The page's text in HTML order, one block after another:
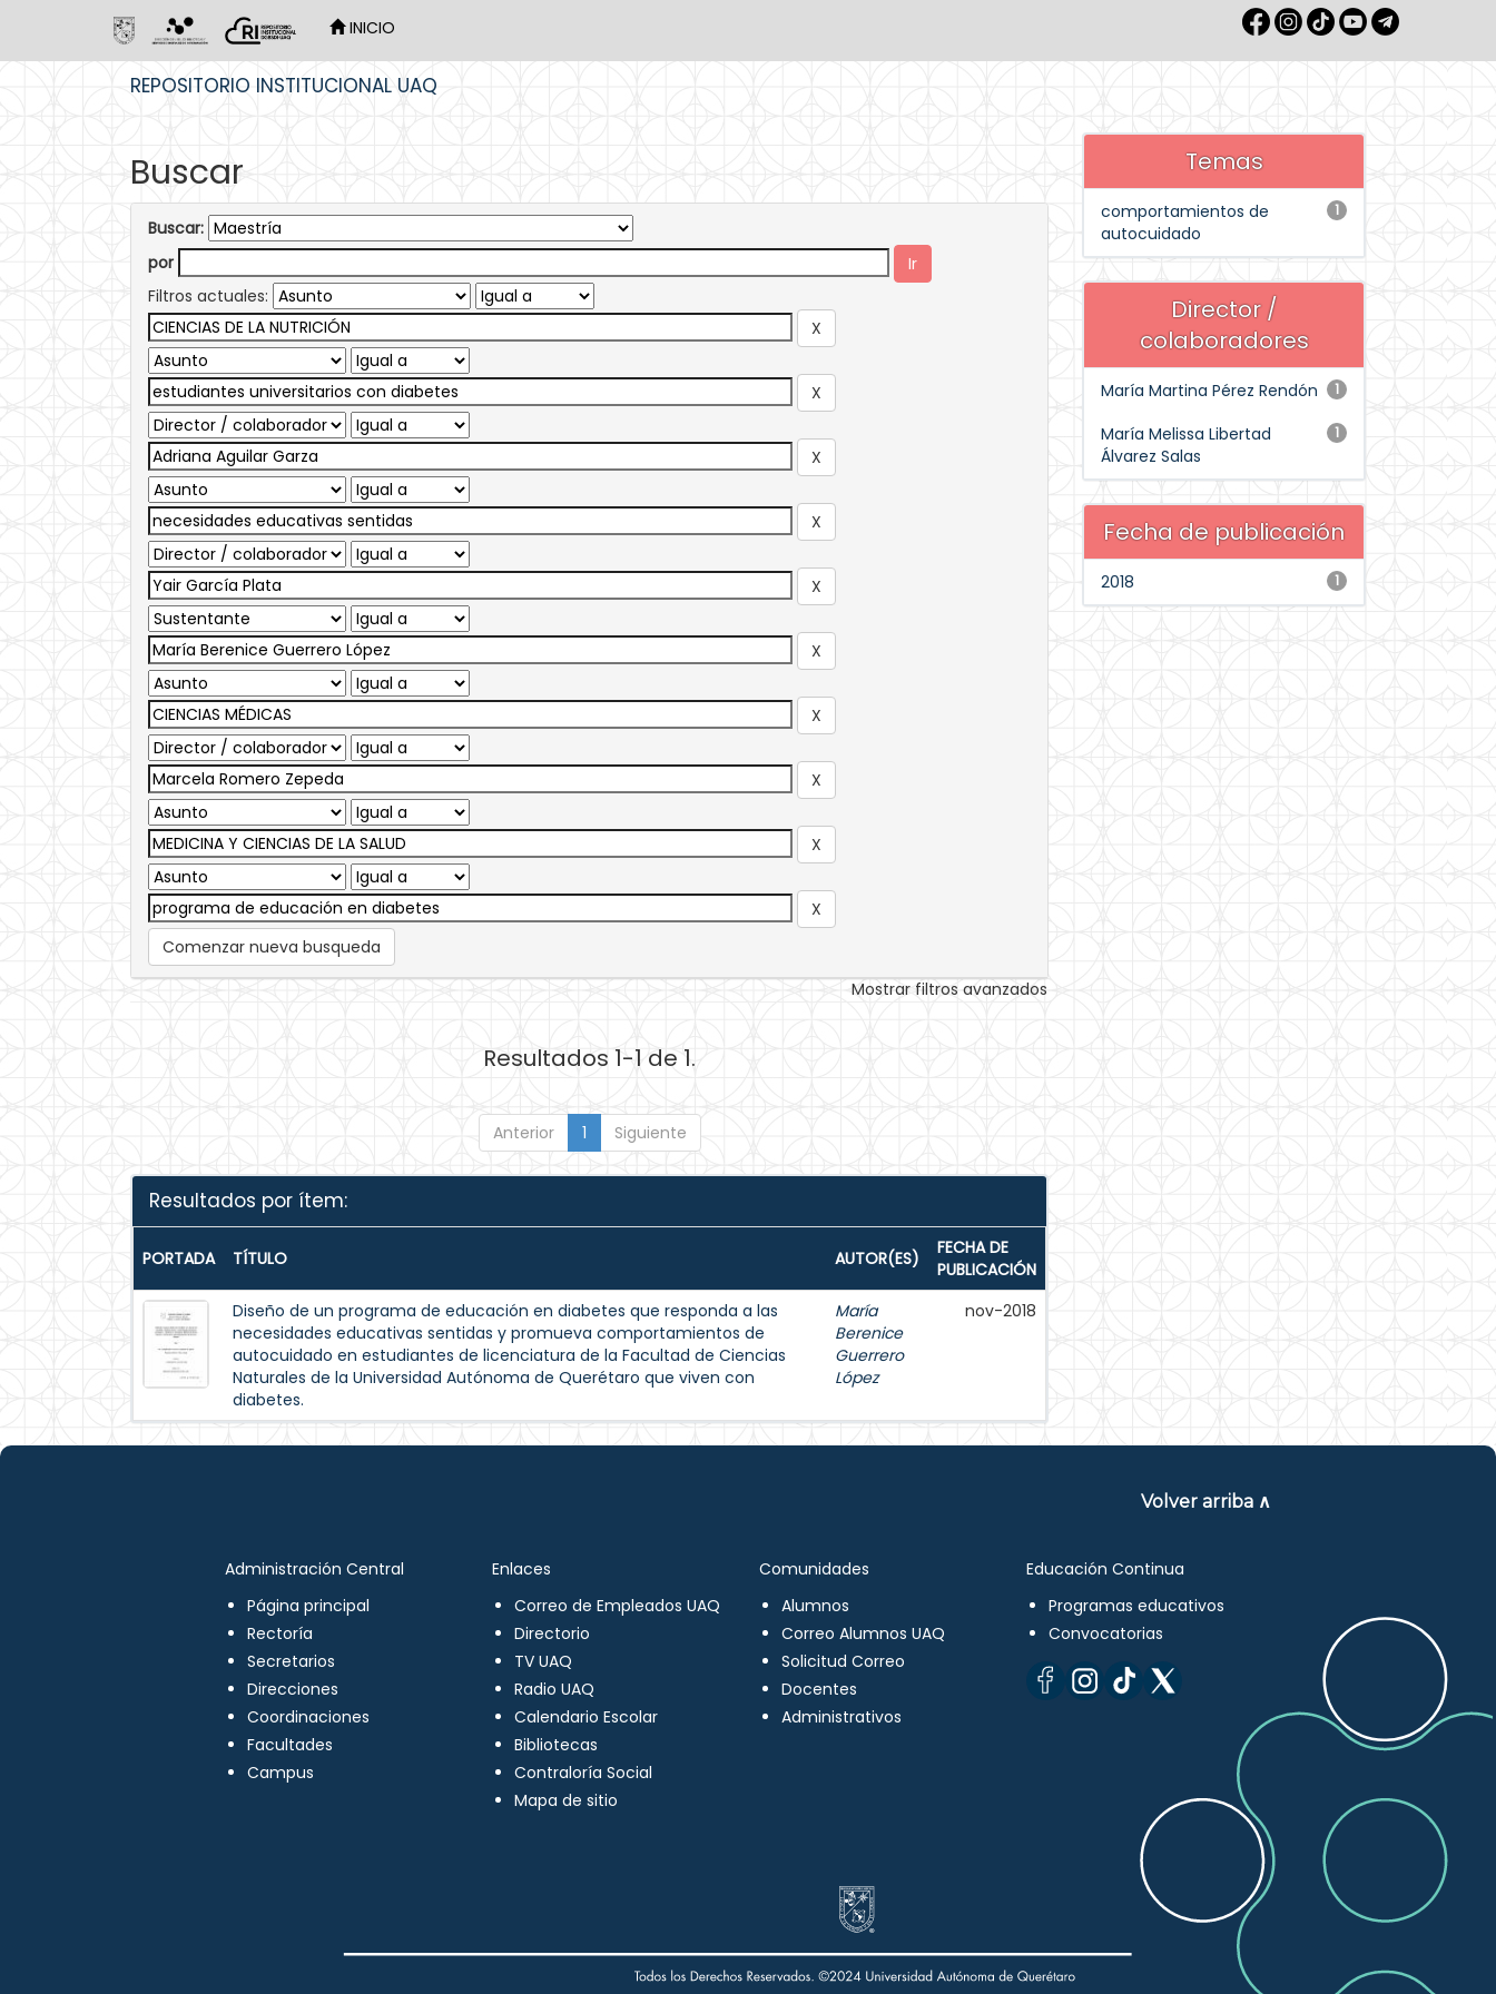
INICIO
REPOSITORIO INSTITUCIONAL UAQ
Buscar
Buscar:
por
Filtros actuales:
Comenzar nueva busqueda
Mostrar filtros avanzados
Resultados 1-1 de 1.
Anterior 1 Siguiente
Resultados por ítem:
PORTADA TÍTULO AUTOR(ES)
FECHA DE
PUBLICACIÓN
Diseño de un programa de educación en diabetes que responda a las
necesidades educativas sentidas y promueva comportamientos de
autocuidado en estudiantes de licenciatura de la Facultad de Ciencias
Naturales de la Universidad Autónoma de Querétaro que viven con
diabetes.
María
Berenice
Guerrero
López
nov-2018
Temas
1
comportamientos de
autocuidado
Director /
colaboradores
1
María Martina Pérez Rendón
1
María Melissa Libertad
Álvarez Salas
Fecha de publicación
1
2018
Volver arriba ∧
Administración Central
Página principal
Rectoría
Secretarios
Direcciones
Coordinaciones
Facultades
Campus
Enlaces
Correo de Empleados UAQ
Directorio
TV UAQ
Radio UAQ
Calendario Escolar
Bibliotecas
Contraloría Social
Mapa de sitio
Comunidades
Alumnos
Correo Alumnos UAQ
Solicitud Correo
Docentes
Administrativos
Educación Continua
Programas educativos
Convocatorias